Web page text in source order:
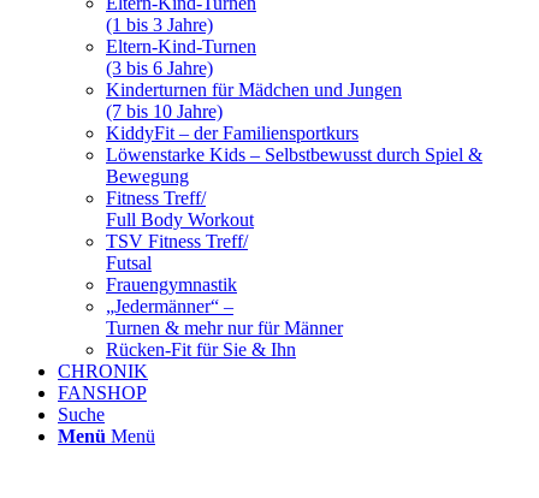
(1 bis 3 Jahre)
Eltern-Kind-Turnen
(3 bis 6 Jahre)
Kinderturnen für Mädchen und Jungen
(7 bis 10 Jahre)
KiddyFit – der Familiensportkurs
Löwenstarke Kids – Selbstbewusst durch Spiel &
Bewegung
Fitness Treff/
Full Body Workout
TSV Fitness Treff/
Futsal
Frauengymnastik
„Jedermänner“ –
Turnen & mehr nur für Männer
Rücken-Fit für Sie & Ihn
CHRONIK
FANSHOP
Suche
Menü Menü